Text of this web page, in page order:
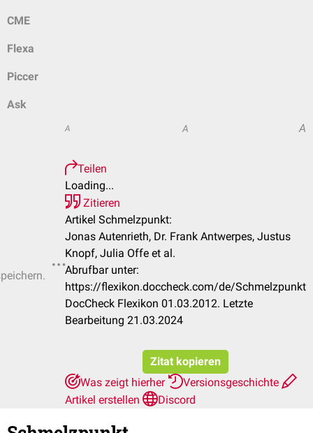
CME
Flexa
Piccer
Ask
A A A
Teilen
Loading...
Zitieren
Artikel Schmelzpunkt:
Jonas Autenrieth, Dr. Frank Antwerpes, Justus
Knopf, Julia Offe et al.
Abrufbar unter:
https://flexikon.doccheck.com/de/Schmelzpunkt
DocCheck Flexikon 01.03.2012. Letzte
Bearbeitung 21.03.2024
Zitat kopieren
Was zeigt hierher
Versionsgeschichte
Artikel erstellen
Discord